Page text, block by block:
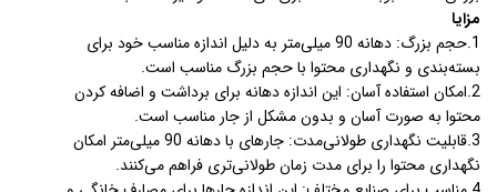
مزایا
1.حجم بزرگ: دهانه 90 میلی‌متر به دلیل اندازه مناسب خود برای
بسته‌بندی و نگهداری محتوا با حجم بزرگ مناسب است.
2.امکان استفاده آسان: این اندازه دهانه برای برداشت و اضافه کردن
محتوا به صورت آسان و بدون مشکل از جار مناسب است.
3.قابلیت نگهداری طولانی‌مدت: جارهای با دهانه 90 میلی‌متر امکان
نگهداری محتوا را برای مدت زمان طولانی‌تری فراهم می‌کنند.